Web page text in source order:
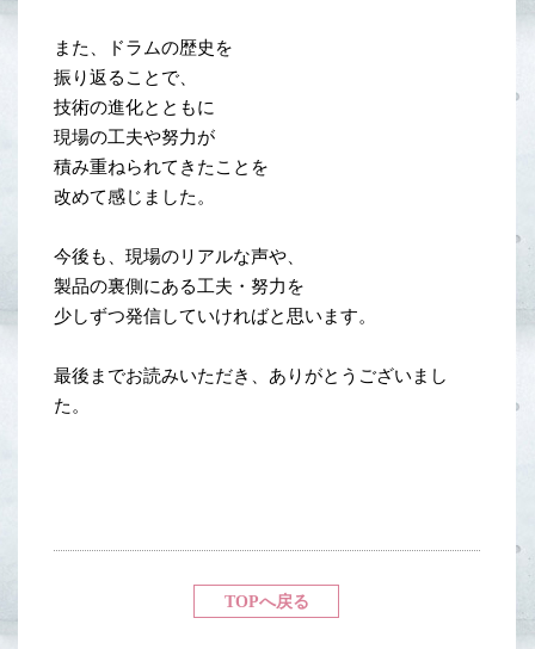
また、ドラムの歴史を
振り返ることで、
技術の進化とともに
現場の工夫や努力が
積み重ねられてきたことを
改めて感じました。
今後も、現場のリアルな声や、
製品の裏側にある工夫・努力を
少しずつ発信していければと思います。
最後までお読みいただき、ありがとうございまし
た。
TOPへ戻る